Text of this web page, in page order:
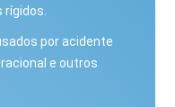
​​por acidente
e outros